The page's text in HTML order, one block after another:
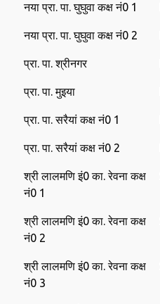
नया प्रा. पा. घुघुवा कक्ष नं0 1
नया प्रा. पा. घुघुवा कक्ष नं0 2
प्रा. पा. श्रीनगर
प्रा. पा. मुइया
प्रा. पा. सरैयां कक्ष नं0 1
प्रा. पा. सरैयां कक्ष नं0 2
श्री लालमणि इं0 का. रेवना कक्ष
नं0 1
श्री लालमणि इं0 का. रेवना कक्ष
नं0 2
श्री लालमणि इं0 का. रेवना कक्ष
नं0 3